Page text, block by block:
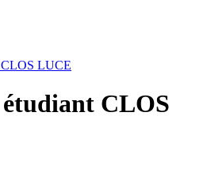
CLOS LUCE
CLOS